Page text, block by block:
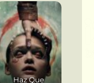
Haz Que